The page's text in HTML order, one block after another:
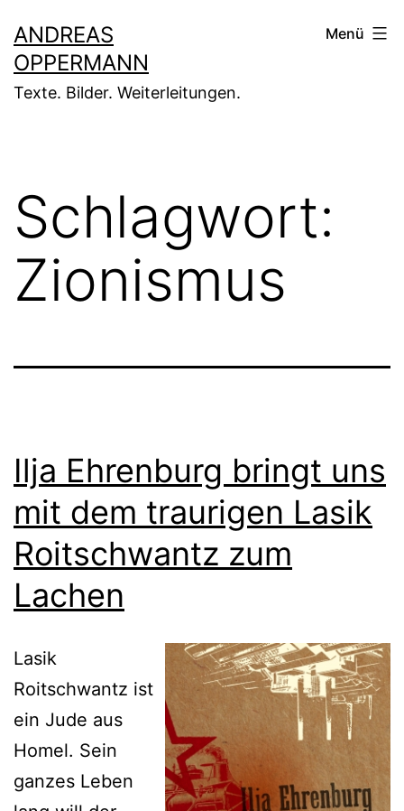
Inhalt
springen
ANDREAS
OPPERMANN
Texte. Bilder. Weiterleitungen.
Menü
Schlagwort:
Zionismus
Ilja Ehrenburg bringt uns
mit dem traurigen Lasik
Roitschwantz zum
Lachen
Lasik
Roitschwantz ist
ein Jude aus
Homel. Sein
ganzes Leben